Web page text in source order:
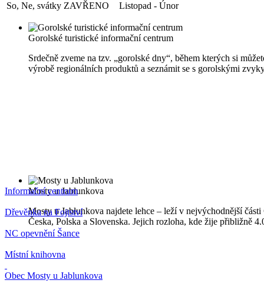
So, Ne, svátky ZAVŘENO Listopad - Únor
Gorolské turistické informační centrum
Srdečně zveme na tzv. „gorolské dny“, během kterých si
výrobě regionálních produktů a seznámit se s gorolskými
Mosty u Jablunkova
Mosty u Jablunkova najdete lehce – leží v nejvýchodnější
Česka, Polska a Slovenska. Jejich rozloha, kde žije přibližně
Informační centrum
Dřevěnka na Fojtství
NC opevnění Šance
Místní knihovna
Obec Mosty u Jablunkova